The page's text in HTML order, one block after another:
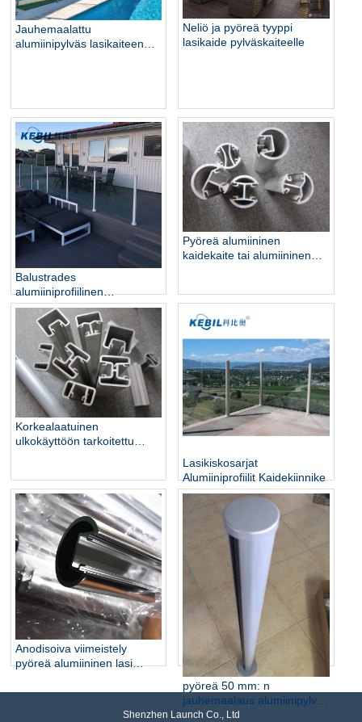
Jauhemaalattu
alumiinipylväs lasikaiteen
Neliö ja pyöreä tyyppi
lasikaide pylväskaiteelle
Balustrades
alumiiniprofiilinen
lasikaidekaiteet lasikaideille
Pyöreä alumiininen
kaidekaite tai alumiininen
Korkealaatuinen
ulkokäyttöön tarkoitettu
Lasikiskosarjat
Alumiiniprofiilit Kaidekiinnike
Anodisoiva viimeistely
pyöreä alumiininen lasi
pyöreä 50 mm: n
jauhemaalaus alumiinipylväs
parvekelasi-kaiteet
Shenzhen Launch Co., Ltd